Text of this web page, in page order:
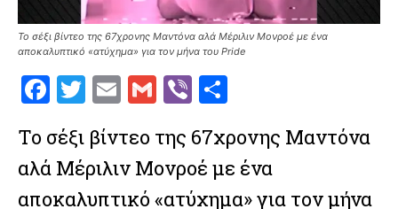
To σέξι βίντεο της 67χρονης Μαντόνα αλά Μέριλιν Μονροέ με ένα
αποκαλυπτικό «ατύχημα» για τον μήνα του Pride
F
ce
b
T
it
te
E
ai
l
G
ai
l
V
er ar
e
To σέξι βίντεο της 67χρονης Μαντόνα
αλά Μέριλιν Μονροέ με ένα
αποκαλυπτικό «ατύχημα» για τον μήνα